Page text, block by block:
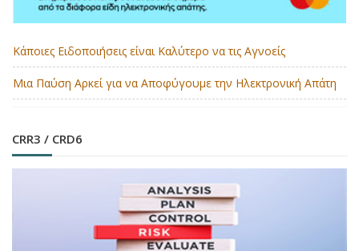
Κάποιες Ειδοποιήσεις είναι Καλύτερο να τις Αγνοείς
Μια Παύση Αρκεί για να Αποφύγουμε την Ηλεκτρονική Απάτη
CRR3 / CRD6